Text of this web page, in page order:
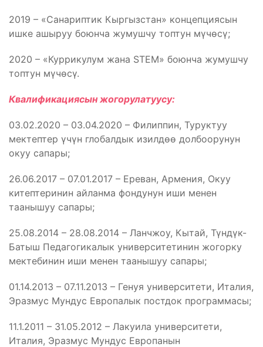
2019 – «Санариптик Кыргызстан» концепциясын
ишке ашыруу боюнча жумушчу топтун мүчөсү;
2020 – «Куррикулум жана STEM» боюнча жумушчу
топтун мүчөсү.
Квалификациясын жогорулатуусу:
03.02.2020 – 03.04.2020 – Филиппин, Туруктуу
мектептер үчүн глобалдык изилдөө долбоорунун
окуу сапары;
26.06.2017 – 07.01.2017 – Ереван, Армения, Окуу
китептеринин айланма фондунун иши менен
таанышуу сапары;
25.08.2014 – 28.08.2014 – Ланчжоу, Кытай, Түндүк-
Батыш Педагогикалык университетинин жогорку
мектебинин иши менен таанышуу сапары;
01.14.2013 – 07.11.2013 – Генуя университети, Италия,
Эразмус Мундус Европалык постдок программасы;
11.1.2011 – 31.05.2012 – Лакуила университети,
Италия, Эразмус Мундус Европанын